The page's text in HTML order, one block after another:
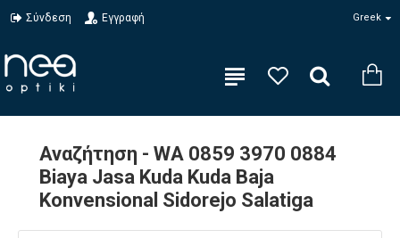
Σύνδεση Εγγραφή Greek
Αναζήτηση - WA 0859 3970 0884
Biaya Jasa Kuda Kuda Baja
Konvensional Sidorejo Salatiga